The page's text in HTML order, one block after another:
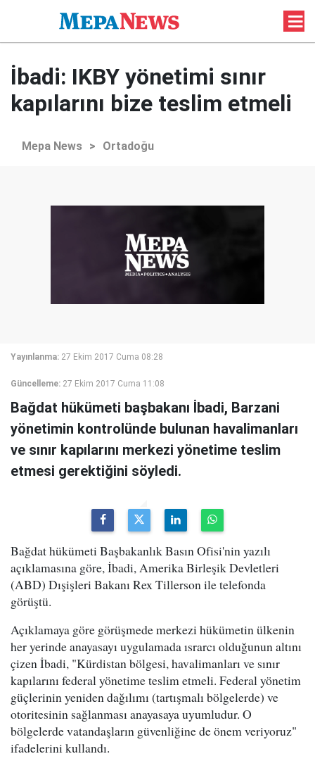
İbadi: IKBY yönetimi sınır
kapılarını bize teslim etmeli
Mepa News > Ortadoğu
Yayınlanma: 27 Ekim 2017 Cuma 08:28
Güncelleme: 27 Ekim 2017 Cuma 11:08
Bağdat hükümeti başbakanı İbadi, Barzani
yönetimin kontrolünde bulunan havalimanları
ve sınır kapılarını merkezi yönetime teslim
etmesi gerektiğini söyledi.
Bağdat hükümeti Başbakanlık Basın Ofisi'nin yazılı
açıklamasına göre, İbadi, Amerika Birleşik Devletleri
(ABD) Dışişleri Bakanı Rex Tillerson ile telefonda
görüştü.
Açıklamaya göre görüşmede merkezi hükümetin ülkenin
her yerinde anayasayı uygulamada ısrarcı olduğunun altını
çizen İbadi, "Kürdistan bölgesi, havalimanları ve sınır
kapılarını federal yönetime teslim etmeli. Federal yönetim
güçlerinin yeniden dağılımı (tartışmalı bölgelerde) ve
otoritesinin sağlanması anayasaya uyumludur. O
bölgelerde vatandaşların güvenliğine de önem veriyoruz"
ifadelerini kullandı.